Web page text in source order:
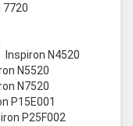
7720
Inspiron N4520
N5520
N7520
P15E001
P25F002